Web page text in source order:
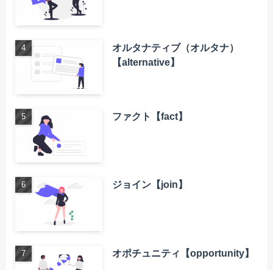
オルタナティブ（オルタナ）
【alternative】
ファクト【fact】
ジョイン【join】
オポチュニティ【opportunity】